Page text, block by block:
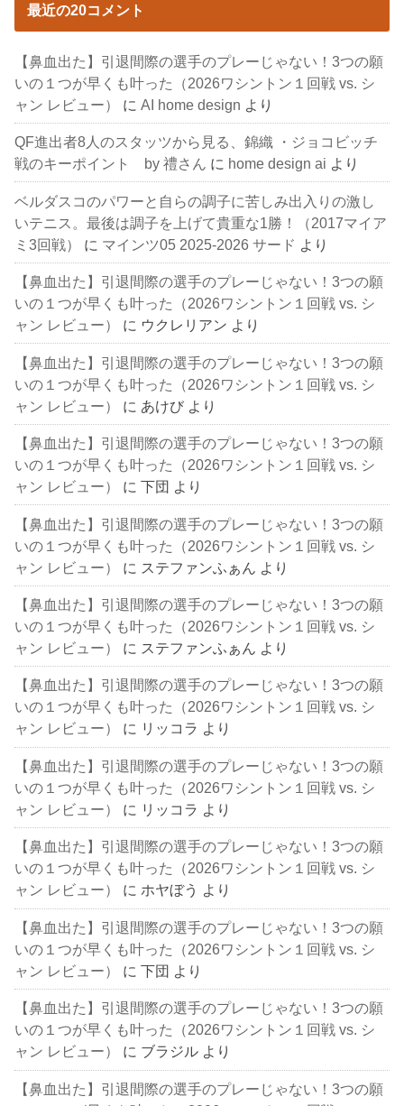
最近の20コメント
【鼻血出た】引退間際の選手のプレーじゃない！3つの願
いの１つが早くも叶った（2026ワシントン１回戦 vs. シ
ャン レビュー）
にAI home design より
QF進出者8人のスタッツから見る、錦織 ・ジョコビッチ
戦のキーポイント by 禮さん に home design ai より
ベルダスコのパワーと自らの調子に苦しみ出入りの激し
いテニス。最後は調子を上げて貴重な1勝！（2017マイア
ミ3回戦）
に マインツ05 2025-2026 サード より
【鼻血出た】引退間際の選手のプレーじゃない！3つの願
いの１つが早くも叶った（2026ワシントン１回戦 vs. シ
ャン レビュー）
に ウクレリアン より
【鼻血出た】引退間際の選手のプレーじゃない！3つの願
いの１つが早くも叶った（2026ワシントン１回戦 vs. シ
ャン レビュー）
に あけび より
【鼻血出た】引退間際の選手のプレーじゃない！3つの願
いの１つが早くも叶った（2026ワシントン１回戦 vs. シ
ャン レビュー）
に下団 より
【鼻血出た】引退間際の選手のプレーじゃない！3つの願
いの１つが早くも叶った（2026ワシントン１回戦 vs. シ
ャン レビュー）
に ステファンふぁん より
【鼻血出た】引退間際の選手のプレーじゃない！3つの願
いの１つが早くも叶った（2026ワシントン１回戦 vs. シ
ャン レビュー）
に ステファンふぁん より
【鼻血出た】引退間際の選手のプレーじゃない！3つの願
いの１つが早くも叶った（2026ワシントン１回戦 vs. シ
ャン レビュー）
に リッコラ より
【鼻血出た】引退間際の選手のプレーじゃない！3つの願
いの１つが早くも叶った（2026ワシントン１回戦 vs. シ
ャン レビュー）
に リッコラ より
【鼻血出た】引退間際の選手のプレーじゃない！3つの願
いの１つが早くも叶った（2026ワシントン１回戦 vs. シ
ャン レビュー）
に ホヤぼう より
【鼻血出た】引退間際の選手のプレーじゃない！3つの願
いの１つが早くも叶った（2026ワシントン１回戦 vs. シ
ャン レビュー）
に下団 より
【鼻血出た】引退間際の選手のプレーじゃない！3つの願
いの１つが早くも叶った（2026ワシントン１回戦 vs. シ
ャン レビュー）
に ブラジル より
【鼻血出た】引退間際の選手のプレーじゃない！3つの願